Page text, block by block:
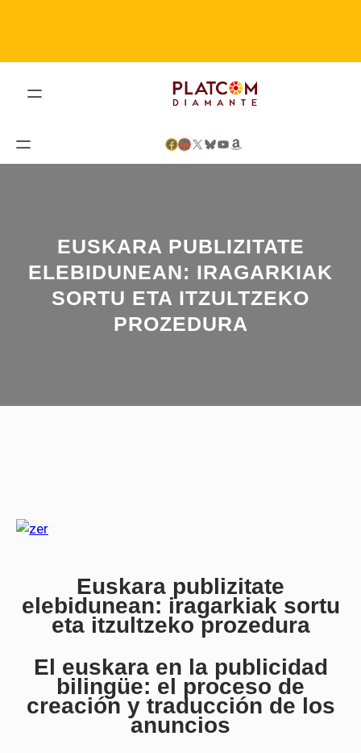
Facebook LinkedIn X Bluesky YouTube Amazon
EUSKARA PUBLIZITATE
ELEBIDUNEAN: IRAGARKIAK
SORTU ETA ITZULTZEKO
PROZEDURA
Euskara publizitate
elebidunean: iragarkiak sortu
eta itzultzeko prozedura
El euskara en la publicidad
bilingüe: el proceso de
creación y traducción de los
anuncios